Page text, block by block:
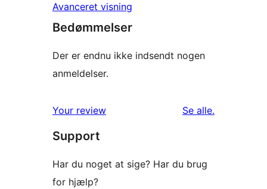
Avanceret visning
Bedømmelser
Der er endnu ikke indsendt nogen
anmeldelser.
Your review Se alleanmeldelser
.
Support
Har du noget at sige? Har du brug
for hjælp?